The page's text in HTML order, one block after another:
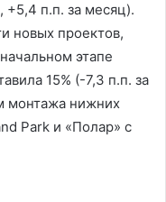
+5,4 п.п. за месяц).
новых проектов,
этапе
15% (-7,3 п.п. за
монтажа нижних
Park и «Полар» с